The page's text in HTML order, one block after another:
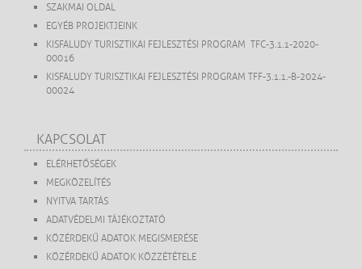
SZAKMAI OLDAL
EGYÉB PROJEKTJEINK
KISFALUDY TURISZTIKAI FEJLESZTÉSI PROGRAM TFC-3.1.1-2020-
00016
KISFALUDY TURISZTIKAI FEJLESZTÉSI PROGRAM TFF-3.1.1.-B-2024-
00024
KAPCSOLAT
ELÉRHETŐSÉGEK
MEGKÖZELÍTÉS
NYITVA TARTÁS
ADATVÉDELMI TÁJÉKOZTATÓ
KÖZÉRDEKŰ ADATOK MEGISMERÉSE
KÖZÉRDEKŰ ADATOK KÖZZÉTÉTELE